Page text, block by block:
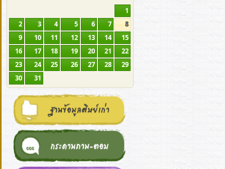
1
2
3 4 5 6 7
8
9
10 11 12 13 14
15
16
17 18 19 20 21
22
23
24 25 26 27 28
29
30
31